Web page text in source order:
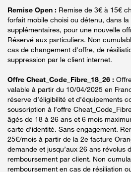
Remise Open : Remise de 3€ à 15€
forfait mobile choisi ou détenu, dans
supplémentaires, pour une nouvelle
Réservé aux particuliers. Non
cas de changement d'offre, de
suppression par le client internet.
Offre Cheat_Code_Fibre_18_26 :
valable à partir du 10/04/2025 en
réserve d’éligibilité et d’équipements
souscription à l’offre
âgés de 18 à 26 ans et 6 mois
carte d’identité. Sans engagement.
25€/mois à partir de la 2e facture
demande et jusqu’aux 26 ans révolus
remboursement par client. Non
remboursement en cas de résiliation